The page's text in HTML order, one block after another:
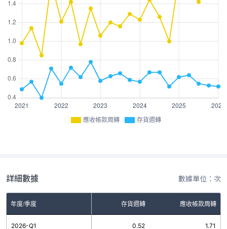
應收帳款周轉 存貨週轉
詳細數據 數據單位：次
年度/季度 存貨週轉 應收帳款周轉
2026-Q1 0.52 1.71